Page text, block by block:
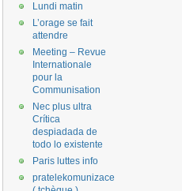
Lundi matin
L’orage se fait
attendre
Meeting – Revue
Internationale
pour la
Communisation
Nec plus ultra
Crítica
despiadada de
todo lo existente
Paris luttes info
pratelekomunizace